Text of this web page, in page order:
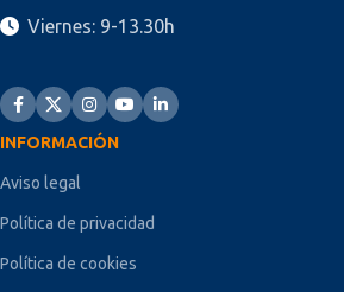
Viernes: 9-13.30h
INFORMACIÓN
Aviso legal
Política de privacidad
Política de cookies